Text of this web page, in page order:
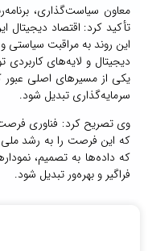
معاون سیاست‌گذاری،
تأکید کرد: اقتصاد دیجیتال
این روند به مراقبت سیاستی
دیجیتال و لایه‌های کاربردی
یکی از مسیرهای اصلی عبور
سرمایه‌گذاری تبدیل شود.
وی تصریح کرد: فناوری
که این فرصت را به رشد
که داده‌ها به تصمیم،
فراگیر و بهره‌ور تبدیل شود.